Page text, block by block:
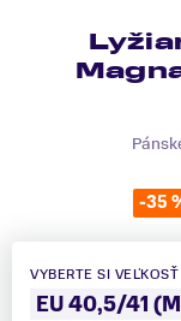
-35
VYBERTE SI VEĽKOSŤ
EU 40,5/41